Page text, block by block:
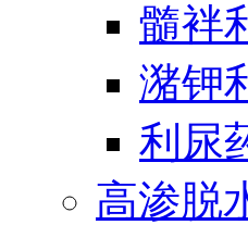
髓袢
潴钾
利尿
高渗脱